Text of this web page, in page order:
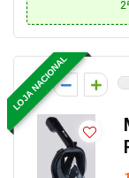
LOJA NACIONAL
0